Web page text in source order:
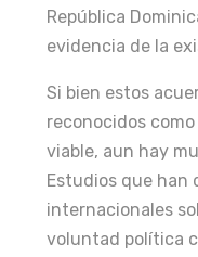
República
evidencia de la
Si bien estos
reconocidos
viable, aun hay
Estudios que han
internacionales
voluntad política